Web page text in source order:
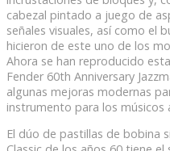
cabezal pintado a juego de
señales visuales, así como el
hicieron de este uno de los
Ahora se han reproducido
Fender 60th Anniversary
algunas mejoras modernas
instrumento para los músicos
El dúo de pastillas de bobina